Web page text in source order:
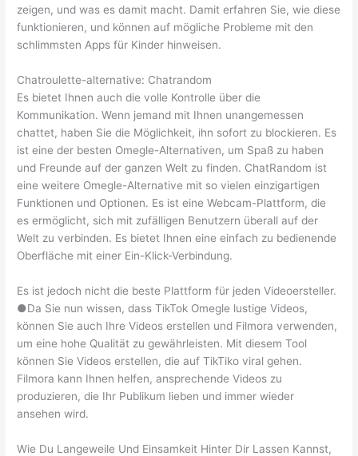
zeigen, und was es damit macht. Damit erfahren Sie, wie diese
funktionieren, und können auf mögliche Probleme mit den
schlimmsten Apps für Kinder hinweisen.
Chatroulette-alternative: Chatrandom
Es bietet Ihnen auch die volle Kontrolle über die
Kommunikation. Wenn jemand mit Ihnen unangemessen
chattet, haben Sie die Möglichkeit, ihn sofort zu blockieren. Es
ist eine der besten Omegle-Alternativen, um Spaß zu haben
und Freunde auf der ganzen Welt zu finden. ChatRandom ist
eine weitere Omegle-Alternative mit so vielen einzigartigen
Funktionen und Optionen. Es ist eine Webcam-Plattform, die
es ermöglicht, sich mit zufälligen Benutzern überall auf der
Welt zu verbinden. Es bietet Ihnen eine einfach zu bedienende
Oberfläche mit einer Ein-Klick-Verbindung.
Es ist jedoch nicht die beste Plattform für jeden Videoersteller.
●Da Sie nun wissen, dass TikTok Omegle lustige Videos,
können Sie auch Ihre Videos erstellen und Filmora verwenden,
um eine hohe Qualität zu gewährleisten. Mit diesem Tool
können Sie Videos erstellen, die auf TikTiko viral gehen.
Filmora kann Ihnen helfen, ansprechende Videos zu
produzieren, die Ihr Publikum lieben und immer wieder
ansehen wird.
Wie Du Langeweile Und Einsamkeit Hinter Dir Lassen Kannst,